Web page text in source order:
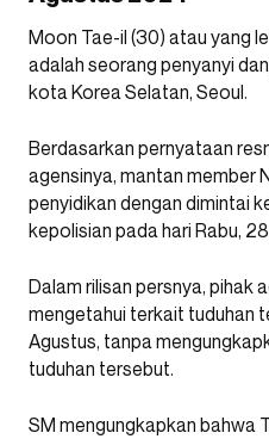
Moon Tae-il (30) atau yang
adalah seorang penyanyi
kota Korea Selatan, Seoul.
Berdasarkan pernyataan
agensinya, mantan member
penyidikan dengan dimintai
kepolisian pada hari Rabu,
Dalam rilisan persnya, pihak
mengetahui terkait tuduhan
Agustus, tanpa
tuduhan tersebut.
SM mengungkapkan bahwa